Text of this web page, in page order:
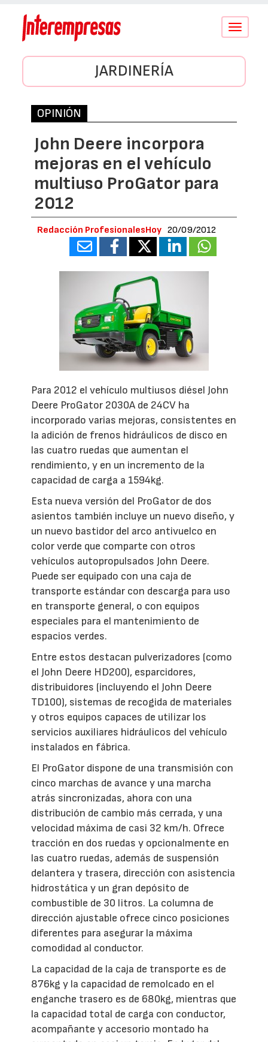
Conmutar
JARDINERÍA
OPINIÓN
John Deere incorpora
mejoras en el vehículo
multiuso ProGator para
2012
Redacción ProfesionalesHoy 20/09/2012
Para 2012 el vehículo multiusos diésel John
Deere ProGator 2030A de 24CV ha
incorporado varias mejoras, consistentes en
la adición de frenos hidráulicos de disco en
las cuatro ruedas que aumentan el
rendimiento, y en un incremento de la
capacidad de carga a 1594kg.
Esta nueva versión del ProGator de dos
asientos también incluye un nuevo diseño, y
un nuevo bastidor del arco antivuelco en
color verde que comparte con otros
vehículos autopropulsados John Deere.
Puede ser equipado con una caja de
transporte estándar con descarga para uso
en transporte general, o con equipos
especiales para el mantenimiento de
espacios verdes.
Entre estos destacan pulverizadores (como
el John Deere HD200), esparcidores,
distribuidores (incluyendo el John Deere
TD100), sistemas de recogida de materiales
y otros equipos capaces de utilizar los
servicios auxiliares hidráulicos del vehículo
instalados en fábrica.
El ProGator dispone de una transmisión con
cinco marchas de avance y una marcha
atrás sincronizadas, ahora con una
distribución de cambio más cerrada, y una
velocidad máxima de casi 32 km/h. Ofrece
tracción en dos ruedas y opcionalmente en
las cuatro ruedas, además de suspensión
delantera y trasera, dirección con asistencia
hidrostática y un gran depósito de
combustible de 30 litros. La columna de
dirección ajustable ofrece cinco posiciones
diferentes para asegurar la máxima
comodidad al conductor.
La capacidad de la caja de transporte es de
876kg y la capacidad de remolcado en el
enganche trasero es de 680kg, mientras que
la capacidad total de carga con conductor,
acompañante y accesorio montado ha